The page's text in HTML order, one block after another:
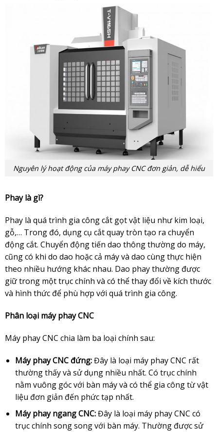
Nguyên lý hoạt động của máy phay CNC đơn giản, dễ hiểu
Phay là gì?
Phay là quá trình gia công cắt gọt vật liệu như kim loại,
gỗ,… Trong đó, dụng cụ cắt quay tròn tạo ra chuyển
động cắt. Chuyển động tiến dao thông thường do máy,
cũng có khi do dao hoặc cả máy và dao cùng thực hiện
theo nhiều hướng khác nhau. Dao phay thường được
giữ trong một trục chính và có thể thay đổi về kích thước
và hình thức để phù hợp với quá trình gia công.
Phân loại máy phay CNC
Máy phay CNC chia làm ba loại chính sau:
Máy phay CNC đứng:Đây là loại máy phay CNC rất
thường thấy và sử dụng nhiều nhất. Có trục chính
nằm vuông góc với bàn máy và có thể gia công từ vật
liệu đơn giản đến phức tạp nhất.
Máy phay ngang CNC:Đây là loại máy phay CNC có
trục chính song song với bàn máy. Thường được sử